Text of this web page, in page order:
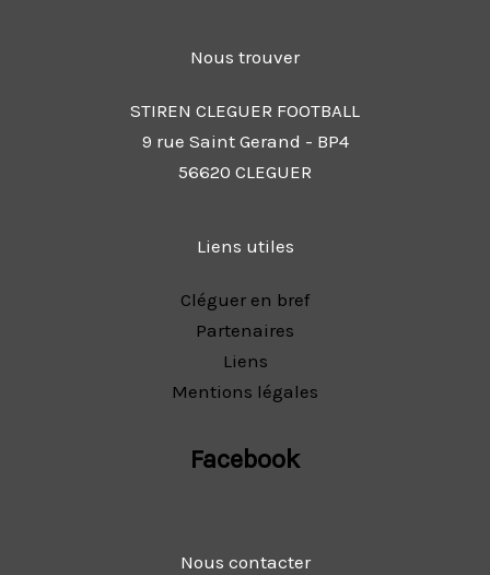
Nous trouver
STIREN CLEGUER FOOTBALL
9 rue Saint Gerand - BP4
56620 CLEGUER
Liens utiles
Cléguer en bref
Partenaires
Liens
Mentions légales
Facebook
Nous contacter